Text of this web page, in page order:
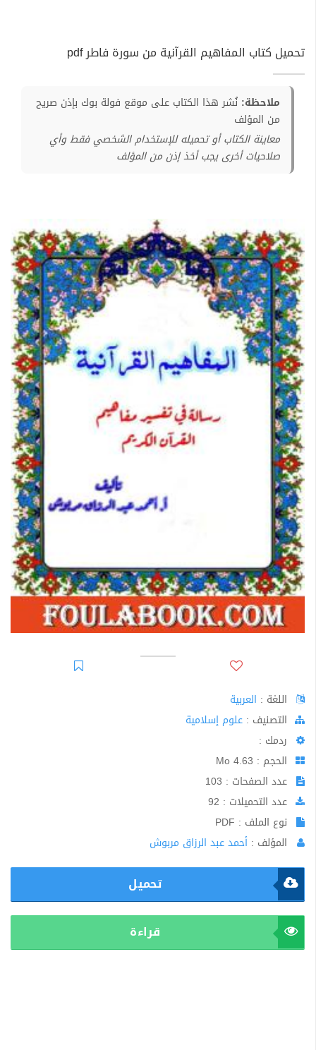
تحميل كتاب المفاهيم القرآنية من سورة فاطر pdf
ملاحظة: نُشر هذا الكتاب على موقع فولة بوك بإذن صريح
من المؤلف
معاينة الكتاب أو تحميله للإستخدام الشخصي فقط وأي
صلاحيات أخرى يجب أخذ إذن من المؤلف
اللغة : العربية
اﻟﺘﺼﻨﻴﻒ : علوم إسلامية
ردمك :
الحجم : 4.63 Mo
عدد الصفحات : 103
عدد التحميلات : 92
نوع الملف : PDF
المؤلف : أحمد عبد الرزاق مربوش
تحميل
قراءة